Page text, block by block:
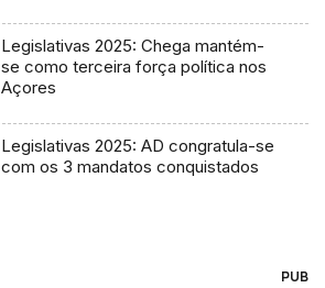
Legislativas 2025: Chega mantém-
se como terceira força política nos
Açores
Legislativas 2025: AD congratula-se
com os 3 mandatos conquistados
PUB